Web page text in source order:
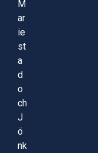
M
ar
ie
st
a
d
o
ch
J
ö
nk